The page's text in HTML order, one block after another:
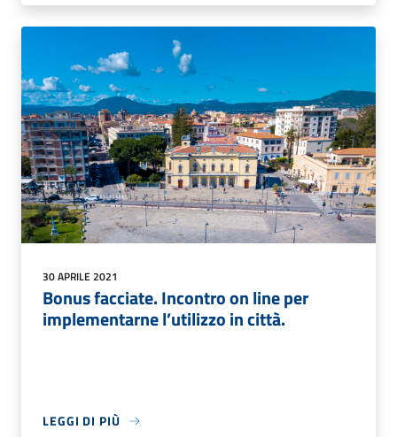
30 APRILE 2021
Bonus facciate. Incontro on line per
implementarne l’utilizzo in città.
LEGGI DI PIÙ